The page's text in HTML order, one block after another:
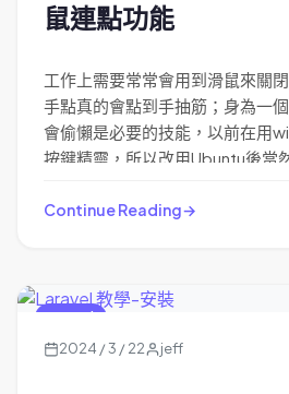
鼠連點功能
工作上需要常常會用到滑鼠來關
手點真的會點到手抽筋；身為一
會偷懶是必要的技能，以前在用
按鍵精靈，所以改用Ubuntu後當
Continue Reading
Laravel
2024 / 3 / 22 jeff